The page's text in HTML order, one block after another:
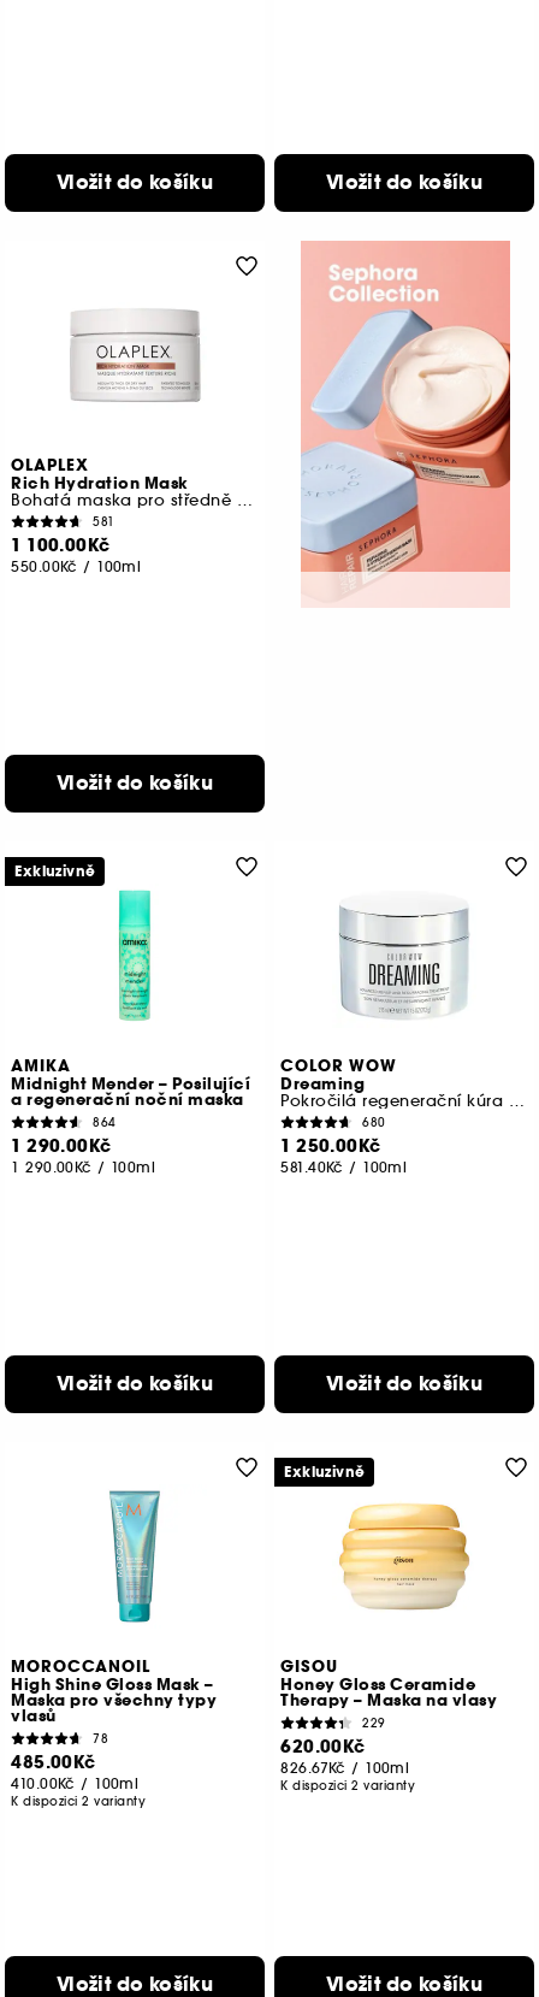
Vložit do košíku Vložit do košíku
OLAPLEX
Rich Hydration Mask
Bohatá maska pro středně husté až husté nebo suché vlasy
581
1 100.00Kč
550.00Kč / 100ml
Vložit do košíku
AMIKA
Midnight Mender – Posilující
a regenerační noční maska
864
1 290.00Kč
1 290.00Kč / 100ml
Vložit do košíku
Exkluzivně
COLOR WOW
Dreaming
Pokročilá regenerační kúra na vlasy
680
1 250.00Kč
581.40Kč / 100ml
Vložit do košíku
MOROCCANOIL
High Shine Gloss Mask –
Maska pro všechny typy
vlasů
78
485.00Kč
410.00Kč / 100ml
K dispozici 2 varianty
Vložit do košíku
GISOU
Honey Gloss Ceramide
Therapy – Maska na vlasy
229
620.00Kč
826.67Kč / 100ml
K dispozici 2 varianty
Vložit do košíku
Exkluzivně